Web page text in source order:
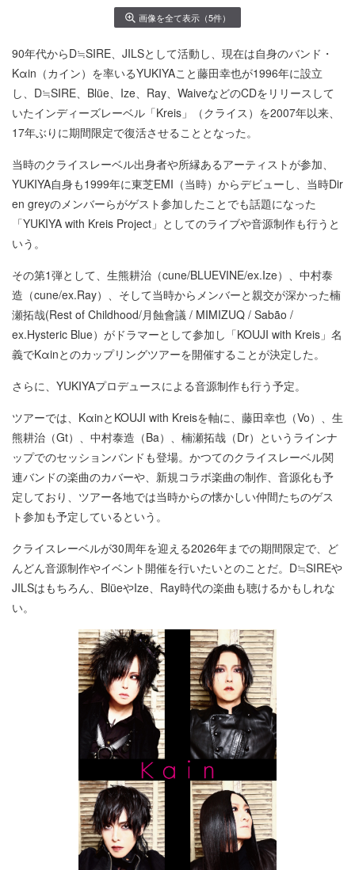
画像を全て表示（5件）
90年代からD≒SIRE、JILSとして活動し、現在は自身のバンド・
Kαin（カイン）を率いるYUKIYAこと藤田幸也が1996年に設立
し、D≒SIRE、Blüe、Ize、Ray、WaiveなどのCDをリリースして
いたインディーズレーベル「Kreis」（クライス）を2007年以来、
17年ぶりに期間限定で復活させることとなった。
当時のクライスレーベル出身者や所縁あるアーティストが参加、
YUKIYA自身も1999年に東芝EMI（当時）からデビューし、当時Dir
en greyのメンバーらがゲスト参加したことでも話題になった
「YUKIYA with Kreis Project」としてのライブや音源制作も行うと
いう。
その第1弾として、生熊耕治（cune/BLUEVINE/ex.Ize）、中村泰
造（cune/ex.Ray）、そして当時からメンバーと親交が深かった楠
瀬拓哉(Rest of Childhood/月蝕會議 / MIMIZUQ / Sabão /
ex.Hysteric Blue）がドラマーとして参加し「KOUJI with Kreis」名
義でKαinとのカップリングツアーを開催することが決定した。
さらに、YUKIYAプロデュースによる音源制作も行う予定。
ツアーでは、KαinとKOUJI with Kreisを軸に、藤田幸也（Vo）、生
熊耕治（Gt）、中村泰造（Ba）、楠瀬拓哉（Dr）というラインナ
ップでのセッションバンドも登場。かつてのクライスレーベル関
連バンドの楽曲のカバーや、新規コラボ楽曲の制作、音源化も予
定しており、ツアー各地では当時からの懐かしい仲間たちのゲス
ト参加も予定しているという。
クライスレーベルが30周年を迎える2026年までの期間限定で、ど
んどん音源制作やイベント開催を行いたいとのことだ。D≒SIREや
JILSはもちろん、BlüeやIze、Ray時代の楽曲も聴けるかもしれな
い。